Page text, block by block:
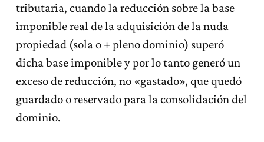
tributaria, cuando la reducción sobre la base
imponible real de la adquisición de la nuda
propiedad (sola o + pleno dominio) superó
dicha base imponible y por lo tanto generó un
exceso de reducción, no «gastado», que quedó
guardado o reservado para la consolidación del
dominio.